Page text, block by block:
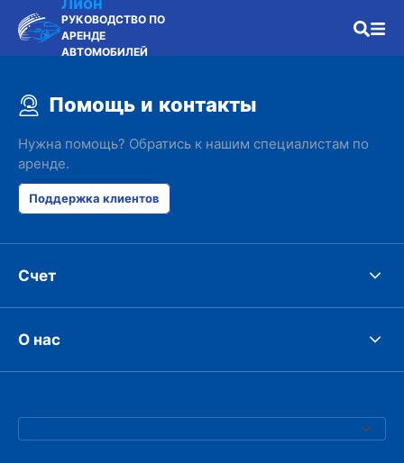
РУКОВОДСТВО ПО
АРЕНДЕ
АВТОМОБИЛЕЙ
Помощь и контакты
Нужна помощь? Обратись к нашим специалистам по
аренде.
Поддержка клиентов
Счет
О нас